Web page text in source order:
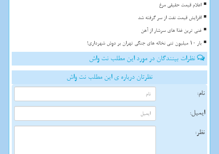
اعلام قیمت حقیقی مرغ
افزایش قیمت نفت از سر گرفته شد
غنی ترین غذا های سرشار از آهن
بار ۱۰ میلیون تنی نخاله های جنگی تهران بر دوش شهرداری!
نظرات بینندگان در مورد این مطلب نت واش
نظرتان درباره ی این مطلب نت واش
نام:
ایمیل:
نظر: